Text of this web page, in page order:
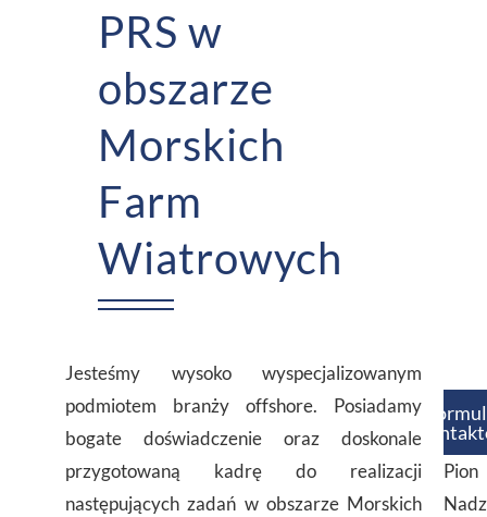
PRS w
obszarze
Morskich
Farm
Wiatrowych
Jesteśmy wysoko wyspecjalizowanym
podmiotem branży offshore. Posiadamy
bogate doświadczenie oraz doskonale
przygotowaną kadrę do realizacji
następujących zadań w obszarze Morskich
Pion